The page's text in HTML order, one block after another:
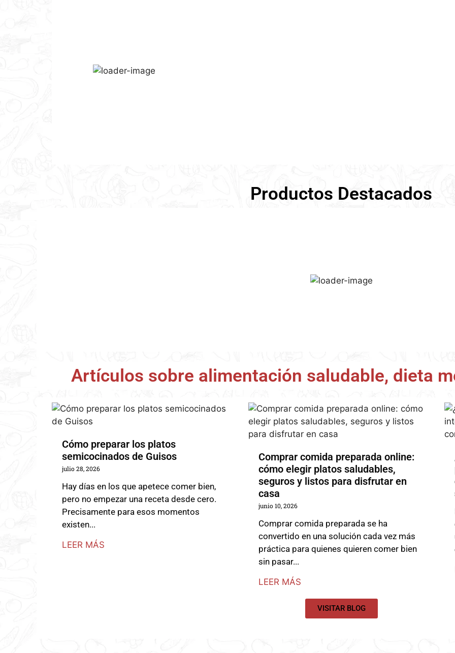
Productos Destacados
Artículos sobre alimentación saludable, dieta
Cómo preparar los platos
semicocinados de Guisos
julio 28, 2026
Hay días en los que apetece comer bien,
pero no empezar una receta desde cero.
Precisamente para esos momentos
existen...
LEER MÁS
Comprar comida preparada online:
cómo elegir platos saludables,
seguros y listos para disfrutar en
casa
junio 10, 2026
Comprar comida preparada se ha
convertido en una solución cada vez más
práctica para quienes quieren comer bien
sin pasar...
LEER MÁS
VISITAR BLOG